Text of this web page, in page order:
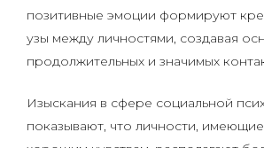
позитивные эмоции формируют
узы между личностями, создавая
продолжительных и значимых
Изыскания в сфере социальной
показывают, что личности,